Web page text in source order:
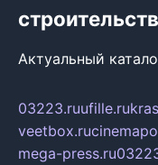
Актуальный
03223.ruufille.ru
veetbox.ru
mega-press.ru